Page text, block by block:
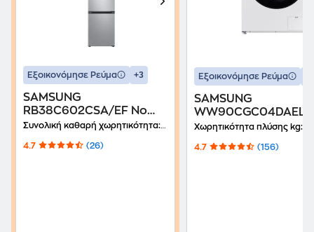
Εξοικονόμησε Ρεύμα +3
SAMSUNG
RB38C602CSA/EF No
Frost 390 Lt Ασημί
4.7 (26)
Εξοικονόμησε Ρεύμα
SAMSUNG
1.400 Στροφές
Χωρητικότητα πλύσης kg:
4.7 (156)